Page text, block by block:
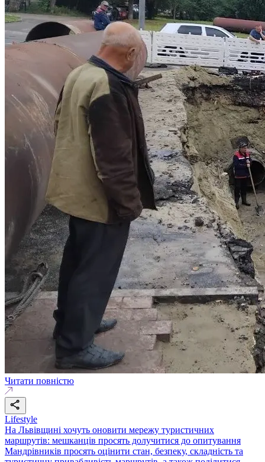
Читати повністю
Lifestyle
На Львівщині хочуть оновити мережу туристичних
маршрутів: мешканців просять долучитися до опитування
Мандрівників просять оцінити стан, безпеку, складність та